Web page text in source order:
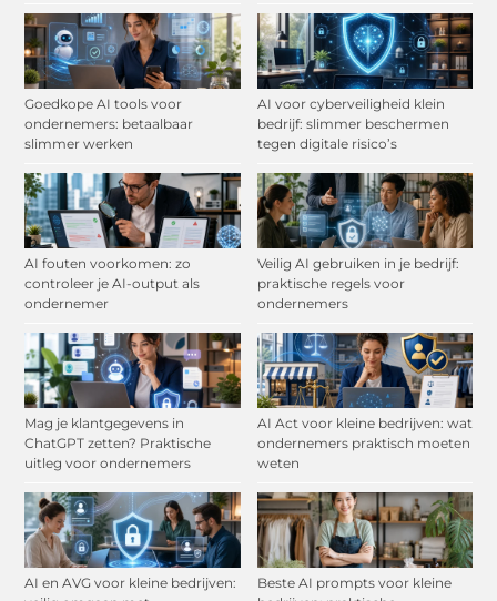
Goedkope AI tools voor
ondernemers: betaalbaar
slimmer werken
AI voor cyberveiligheid klein
bedrijf: slimmer beschermen
tegen digitale risico’s
AI fouten voorkomen: zo
controleer je AI-output als
ondernemer
Veilig AI gebruiken in je bedrijf:
praktische regels voor
ondernemers
Mag je klantgegevens in
ChatGPT zetten? Praktische
uitleg voor ondernemers
AI Act voor kleine bedrijven: wat
ondernemers praktisch moeten
weten
AI en AVG voor kleine bedrijven:
Beste AI prompts voor kleine